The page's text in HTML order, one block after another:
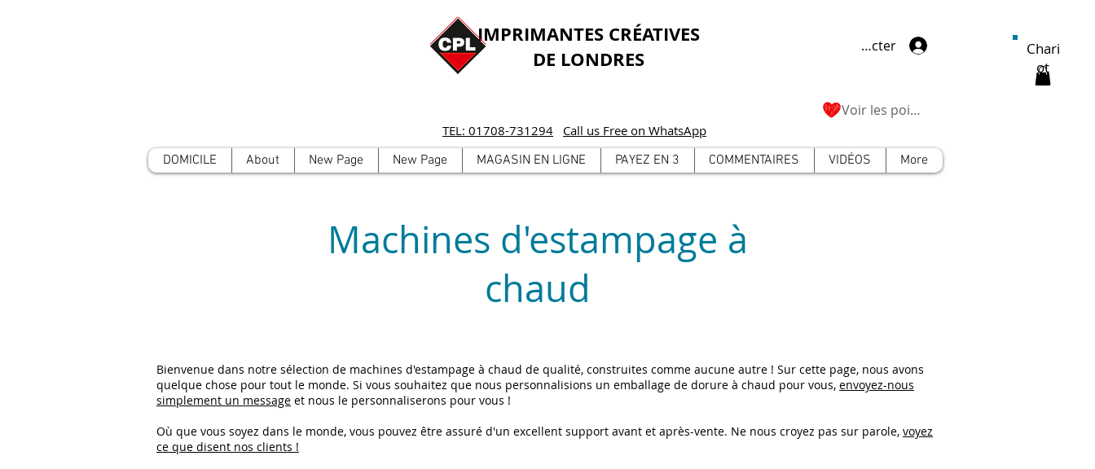
IMPRIMANTES CRÉATIVES
DE LONDRES
TEL: 01708-731294 Call us Free on WhatsApp
Se connecter
Voir les points
DOMICILE About New Page New Page MAGASIN EN LIGNE PAYEZ EN 3 COMMENTAIRES VIDÉOS More
Chari
ot
Machines d'estampage à
chaud
Bienvenue dans notre sélection de machines d'estampage à chaud de qualité, construites comme aucune autre ! Sur cette page, nous avons
quelque chose pour tout le monde. Si vous souhaitez que nous personnalisions un emballage de dorure à chaud pour vous, envoyez-nous
simplement un message et nous le personnaliserons pour vous !
Où que vous soyez dans le monde, vous pouvez être assuré d'un excellent support avant et après-vente. Ne nous croyez pas sur parole, voyez
ce que disent nos clients !